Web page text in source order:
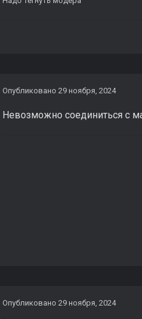
Опубликовано 29 ноября, 2024
Невозможно соединиться с
Опубликовано 29 ноября, 2024